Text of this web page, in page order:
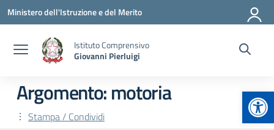
Vai ai contenuti
Vai al menu di navigazione
Vai al footer
Ministero dell'Istruzione e del Merito
Istituto Comprensivo
Giovanni Pierluigi
Argomento: motoria
Stampa / Condividi